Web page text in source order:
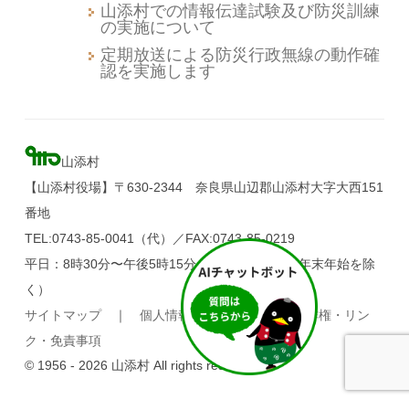
山添村での情報伝達試験及び防災訓練
の実施について
定期放送による防災行政無線の動作確
認を実施します
山添村
【山添村役場】〒630-2344 奈良県山辺郡山添村大字大西151
番地
TEL:0743-85-0041（代）／FAX:0743-85-0219
平日：8時30分〜午後5時15分（土・日・祝日、年末年始を除
く）
サイトマップ｜個人情報の取り扱い ｜ 著作権・リン
ク・免責事項
© 1956 - 2026 山添村 All rights reserved.